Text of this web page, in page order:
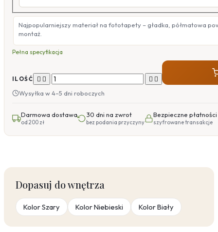
Najpopularniejszy materiał na fototapety – gładka, półmatowa
montaż.
Pełna specyfikacja
ILOŚĆ    
Wysyłka w 4–5 dni roboczych
Darmowa dostawa
od 200 zł
30 dni na zwrot
bez podania przyczyny
Bezpieczne płatności
szyfrowane transakcje
Dopasuj do wnętrza
Kolor Szary Kolor Niebieski Kolor Biały